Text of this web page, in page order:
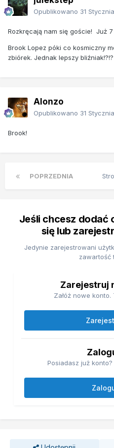
Opublikowano 31
Rozkręcają nam się goście! Już
Brook Lopez póki co kosmiczny
zbiórek. Jednak lepszy bliźniak!?!?
Alonzo
Opublikowano 31
Brook!
POPRZEDNIA
Jeśli chcesz dodać
się lub
Jedynie zarejestrowani
zawartość
Zarejestruj
Załóż nowe
Posiadasz już